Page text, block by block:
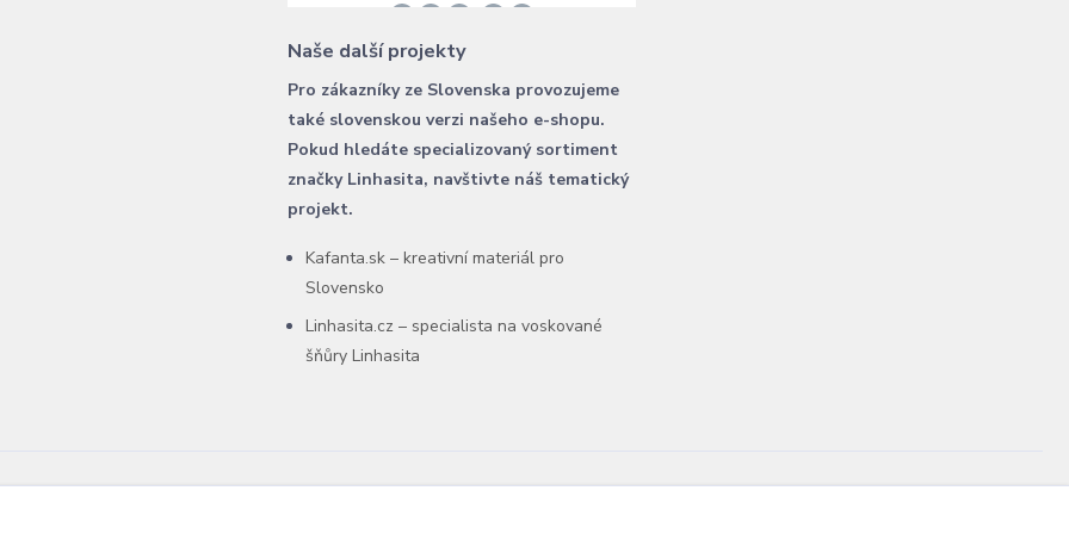
Naše další projekty
Pro zákazníky ze Slovenska provozujeme
také slovenskou verzi našeho e-shopu.
Pokud hledáte specializovaný sortiment
značky Linhasita, navštivte náš tematický
projekt.
Kafanta.sk – kreativní materiál pro
Slovensko
Linhasita.cz – specialista na voskované
šňůry Linhasita